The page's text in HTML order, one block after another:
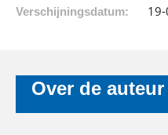
Verschijningsdatum:
Over de auteur